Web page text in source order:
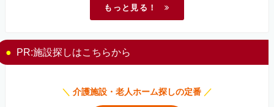
もっと見る！
PR:施設探しはこちらから
＼ 介護施設・老人ホーム探しの定番 ／